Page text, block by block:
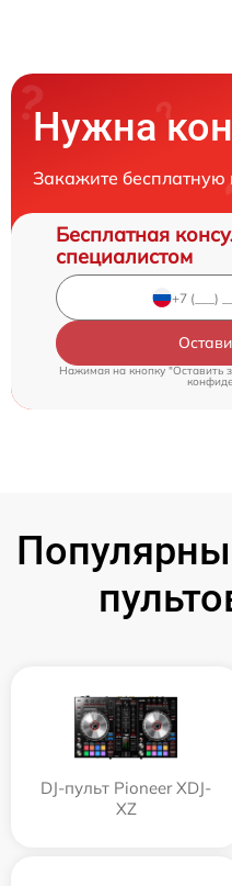
Нужна
Закажите бесплатную
Бесплатная
специалистом
Нажимая на кнопку "Оставить
DJ-пульт Pioneer XDJ-
XZ